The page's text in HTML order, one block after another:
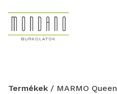
Termékek / MARMO Queen